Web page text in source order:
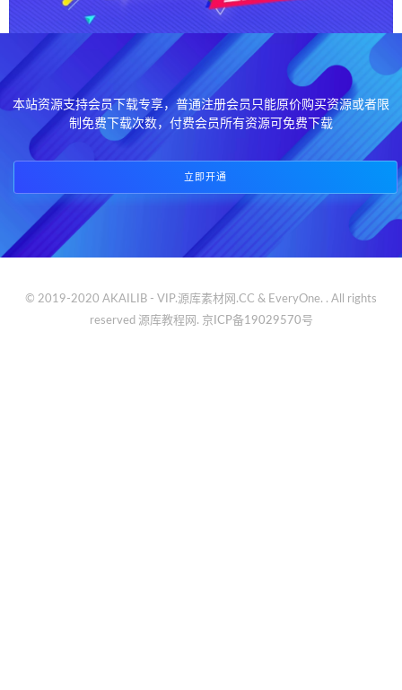
本站资源支持会员下载专享，普通注册会员只能原价购买资源或者限
制免费下载次数，付费会员所有资源可免费下载
立即开通
© 2019-2020 AKAILIB - VIP.源库素材网.CC & EveryOne. . All rights
reserved 源库教程网. 京ICP备19029570号